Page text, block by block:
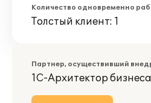
Количество одновременно
Толстый клиент: 1
Партнер, осуществивший
1С-Архитектор бизнеса